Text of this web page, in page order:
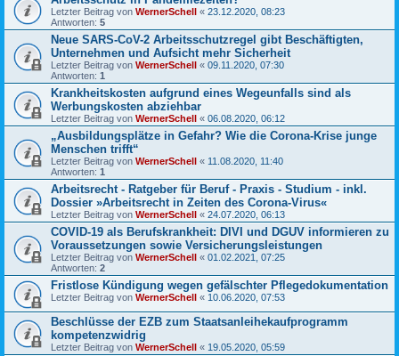
Letzter Beitrag von WernerSchell « 23.12.2020, 08:23
Antworten: 5
Neue SARS-CoV-2 Arbeitsschutzregel gibt Beschäftigten,
Unternehmen und Aufsicht mehr Sicherheit
Letzter Beitrag von WernerSchell « 09.11.2020, 07:30
Antworten: 1
Krankheitskosten aufgrund eines Wegeunfalls sind als
Werbungskosten abziehbar
Letzter Beitrag von WernerSchell « 06.08.2020, 06:12
„Ausbildungsplätze in Gefahr? Wie die Corona-Krise junge
Menschen trifft“
Letzter Beitrag von WernerSchell « 11.08.2020, 11:40
Antworten: 1
Arbeitsrecht - Ratgeber für Beruf - Praxis - Studium - inkl.
Dossier »Arbeitsrecht in Zeiten des Corona-Virus«
Letzter Beitrag von WernerSchell « 24.07.2020, 06:13
COVID-19 als Berufskrankheit: DIVI und DGUV informieren zu
Voraussetzungen sowie Versicherungsleistungen
Letzter Beitrag von WernerSchell « 01.02.2021, 07:25
Antworten: 2
Fristlose Kündigung wegen gefälschter Pflegedokumentation
Letzter Beitrag von WernerSchell « 10.06.2020, 07:53
Beschlüsse der EZB zum Staatsanleihekaufprogramm
kompetenzwidrig
Letzter Beitrag von WernerSchell « 19.05.2020, 05:59